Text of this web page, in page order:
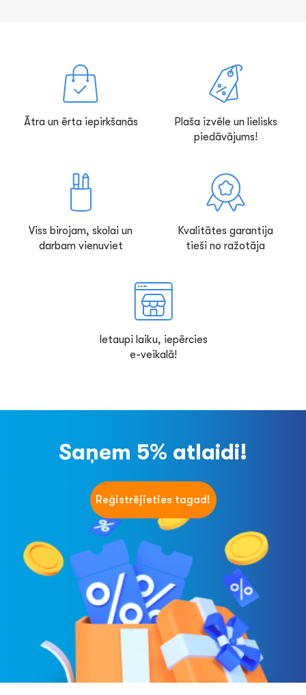
Ātra un ērta iepirkšanās
Plaša izvēle un lielisks
piedāvājums!
Viss birojam, skolai un
darbam vienuviet
Kvalitātes garantija
tieši no ražotāja
Ietaupi laiku, iepērcies
e-veikalā!
Saņem 5% atlaidi!
Reģistrējieties tagad!